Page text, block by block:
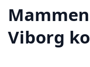
Viborg